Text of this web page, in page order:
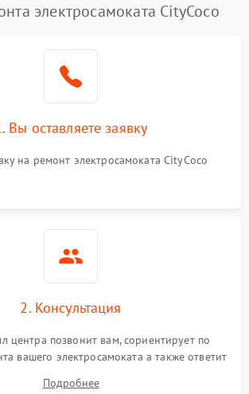
электросамоката CityCoco
Вы оставляете заявку
на ремонт электросамоката CityCoco
2. Консультация
центра позвонит вам, сориентирует по
вашего электросамоката а также ответит
Подробнее